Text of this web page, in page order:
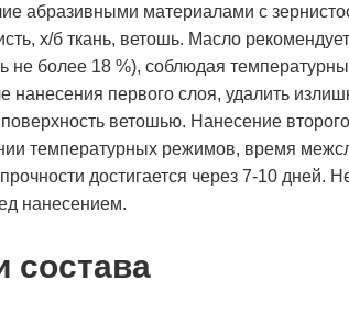
абразивными материалами с
х/б ткань, ветошь. Масло
не более 18 %), соблюдая
нанесения первого слоя, удалить
ветошью. Нанесение
температурных режимов, время
достигается через 7-10 дней.
нанесением.
состава